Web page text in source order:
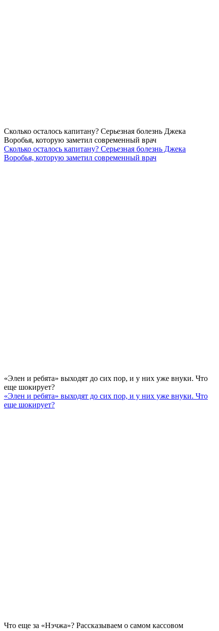
Сколько осталось капитану? Серьезная болезнь Джека
Воробья, которую заметил современный врач
Сколько осталось капитану? Серьезная болезнь Джека
Воробья, которую заметил современный врач
«Элен и ребята» выходят до сих пор, и у них уже внуки. Что
еще шокирует?
«Элен и ребята» выходят до сих пор, и у них уже внуки. Что
еще шокирует?
Что еще за «Нэчжа»? Рассказываем о самом кассовом